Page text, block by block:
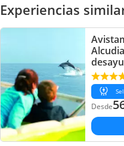
Experiencias
Desde